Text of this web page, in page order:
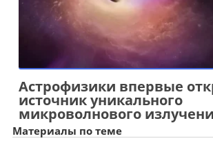
Астрофизики впервые
источник уникального
микроволнового
Материалы по теме